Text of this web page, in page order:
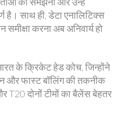
है। साथ ही, डेटा एनालिटिक्स
करना अब अनिवार्य हो
के क्रिकेट हेड कोच, जिन्होंने
और फास्ट बॉलिंग की तकनीक
T20 दोनों टीमों का बैलेंस बेहतर